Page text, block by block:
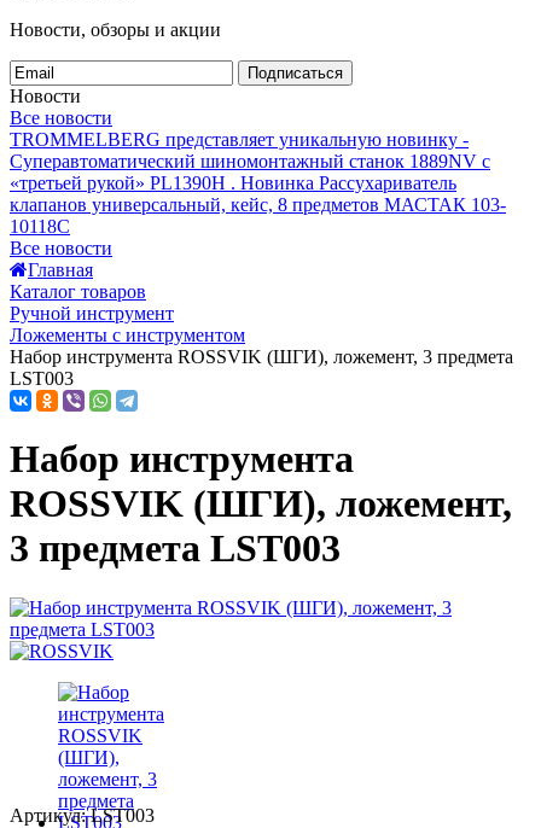
Новости, обзоры и акции
Подписаться
Новости
Все новости
TROMMELBERG представляет уникальную новинку -
Суперавтоматический шиномонтажный станок 1889NV с
«третьей рукой» PL1390H . Новинка Рассухариватель
клапанов универсальный, кейс, 8 предметов МАСТАК 103-
10118C
Все новости
Главная
Каталог товаров
Ручной инструмент
Ложементы с инструментом
Набор инструмента ROSSVIK (ШГИ), ложемент, 3 предмета
LST003
Набор инструмента
ROSSVIK (ШГИ), ложемент,
3 предмета LST003
Артикул: LST003